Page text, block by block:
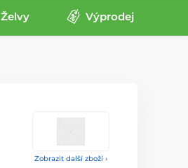
Želvy Výprodej
Zobrazit další zboží ›